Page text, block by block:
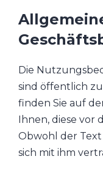
Die
sind öffentlich
finden Sie auf
Ihnen, diese vor
Obwohl der Text
sich mit ihm